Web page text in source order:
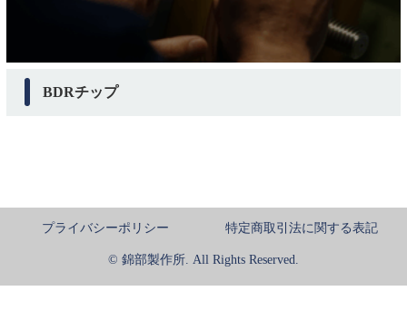
BDRチップ
プライバシーポリシー 特定商取引法に関する表記
© 錦部製作所. All Rights Reserved.